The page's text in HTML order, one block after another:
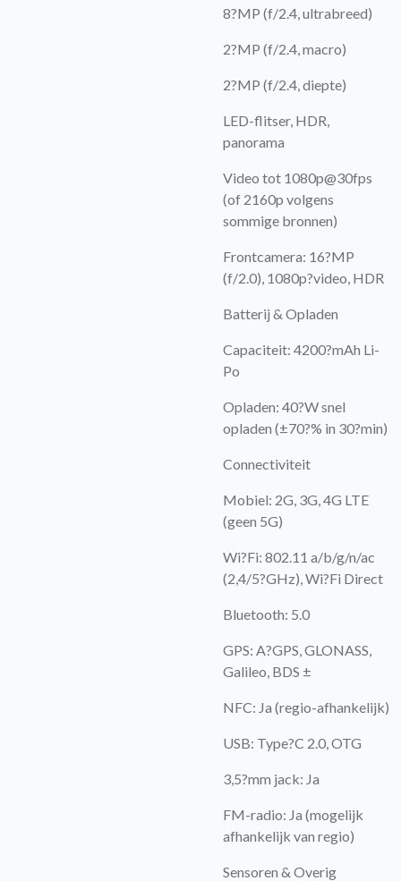
8?MP (f/2.4, ultrabreed)
2?MP (f/2.4, macro)
2?MP (f/2.4, diepte)
LED-flitser, HDR,
panorama
Video tot 1080p@30fps
(of 2160p volgens
sommige bronnen)
Frontcamera: 16?MP
(f/2.0), 1080p?video, HDR
Batterij & Opladen
Capaciteit: 4200?mAh Li-
Po
Opladen: 40?W snel
opladen (±70?% in 30?min)
Connectiviteit
Mobiel: 2G, 3G, 4G LTE
(geen 5G)
Wi?Fi: 802.11 a/b/g/n/ac
(2,4/5?GHz), Wi?Fi Direct
Bluetooth: 5.0
GPS: A?GPS, GLONASS,
Galileo, BDS ±
NFC: Ja (regio-afhankelijk)
USB: Type?C 2.0, OTG
3,5?mm jack: Ja
FM-radio: Ja (mogelijk
afhankelijk van regio)
Sensoren & Overig